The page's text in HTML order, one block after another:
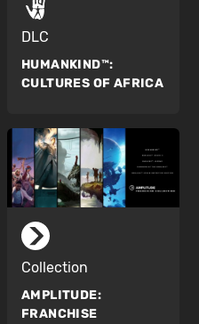
DLC
HUMANKIND™:
CULTURES OF AFRICA
Collection
AMPLITUDE:
FRANCHISE